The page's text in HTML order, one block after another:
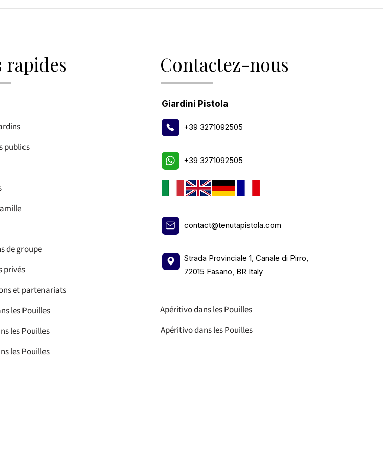
rapides
publics
de groupe
privés
et partenariats
les Pouilles
les Pouilles
les Pouilles
Contactez-nous
Giardini Pistola
+39 3271092505
+39 3271092505
contact@tenutapistola.com
Strada Provinciale 1, Canale di Pirro,
72015 Fasano, BR Italy
Apéritivo dans les Pouilles
Apéritivo dans les Pouilles